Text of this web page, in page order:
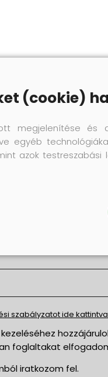
szabályzatot ide
hozzájárulok, az
adatkezelési szabályzatban foglaltakat
iratkozom fel.
(cookie)
megjelenítése és
egyéb
azok